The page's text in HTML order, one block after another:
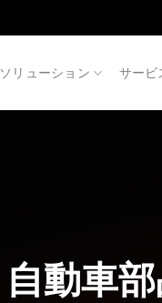
ソリューション サービ
自動車